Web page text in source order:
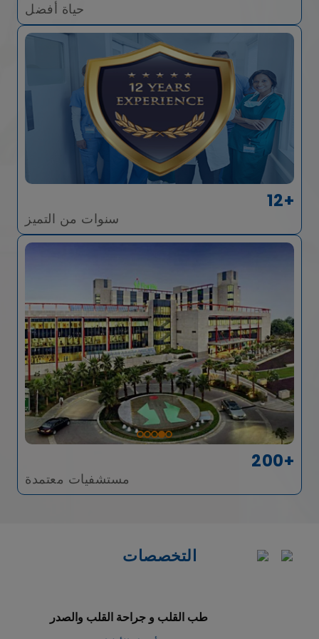
حياة أفضل
12+
سنوات من التميز
200+
مستشفيات معتمدة
التخصصات
طب القلب و جراحة القلب والصدر